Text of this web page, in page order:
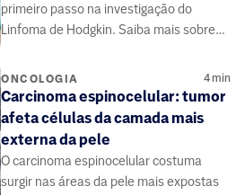
primeiro passo na investigação do
Linfoma de Hodgkin. Saiba mais sobre
ONCOLOGIA 4min
Carcinoma espinocelular: tumor
afeta células da camada mais
externa da pele
O carcinoma espinocelular costuma
surgir nas áreas da pele mais expostas